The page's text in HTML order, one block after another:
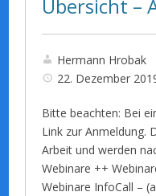
Übersicht –
Hermann Hrobak
22. Dezember
Bitte beachten: Bei
Link zur Anmeldung.
Arbeit und werden
Webinare ++
Webinare InfoCall –